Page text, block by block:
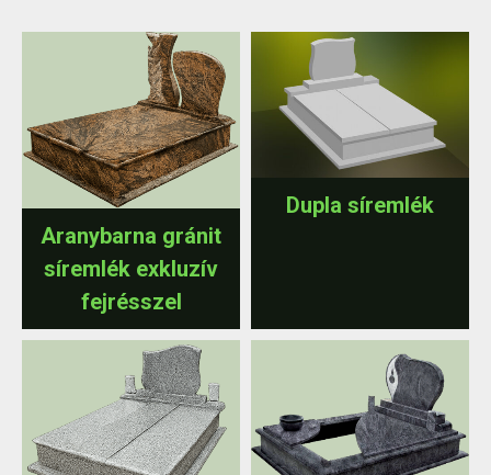
Aranybarna gránit
síremlék exkluzív
fejrésszel
Dupla síremlék